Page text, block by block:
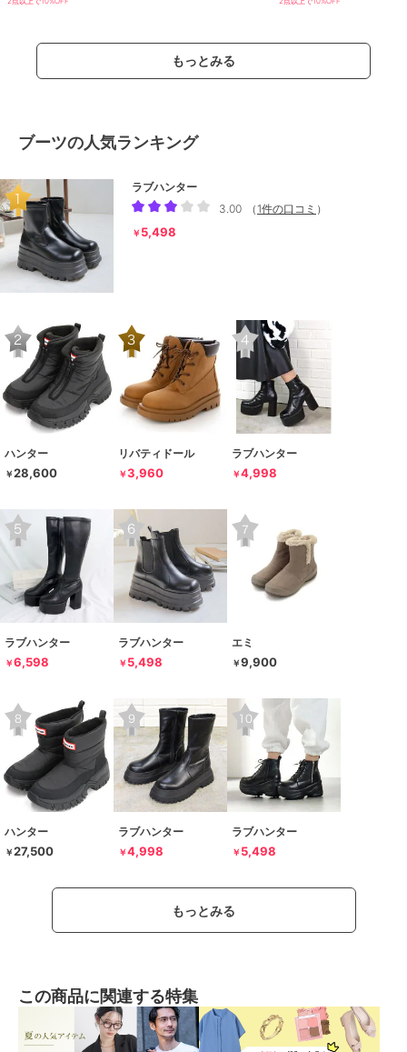
もっとみる
ブーツの人気ランキング
ラブハンター
3.00
（ 1件の口コミ ）
￥ 5,498
ハンター
￥28,600
リバティドール
￥3,960
ラブハンター
￥4,998
ラブハンター
￥6,598
ラブハンター
￥ 5,498
エミ
￥9,900
ハンター
￥27,500
ラブハンター
￥4,998
ラブハンター
￥ 5,498
もっとみる
この商品に関連する特集